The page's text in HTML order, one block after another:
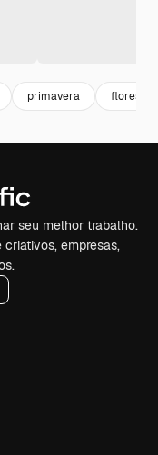
primavera flores
seu melhor trabalho.
criativos, empresas,